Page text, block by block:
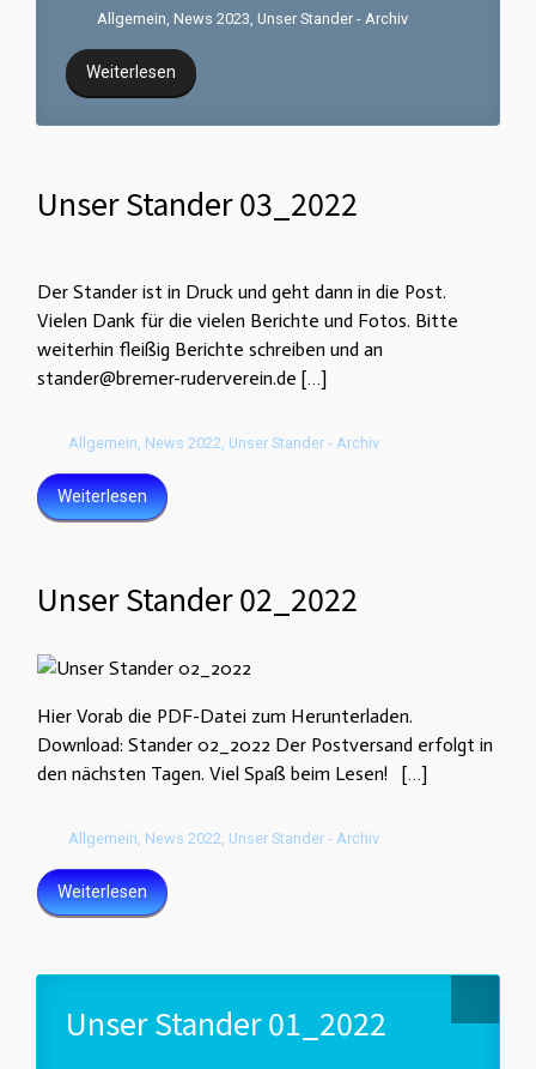
Allgemein, News 2023, Unser Stander - Archiv
Weiterlesen
Unser Stander 03_2022
Der Stander ist in Druck und geht dann in die Post.
Vielen Dank für die vielen Berichte und Fotos. Bitte
weiterhin fleißig Berichte schreiben und an
stander@bremer-ruderverein.de […]
Allgemein, News 2022, Unser Stander - Archiv
Weiterlesen
Unser Stander 02_2022
Hier Vorab die PDF-Datei zum Herunterladen.
Download: Stander 02_2022 Der Postversand erfolgt in
den nächsten Tagen. Viel Spaß beim Lesen! […]
Allgemein, News 2022, Unser Stander - Archiv
Weiterlesen
Unser Stander 01_2022